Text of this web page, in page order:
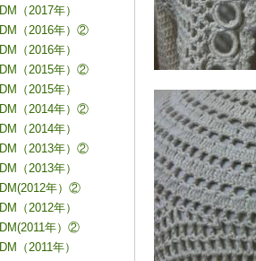
DM（2017年）
DM（2016年）②
DM（2016年）
DM（2015年）②
DM（2015年）
DM（2014年）②
DM（2014年）
DM（2013年）②
DM（2013年）
DM(2012年）②
DM（2012年）
DM(2011年）②
DM（2011年）